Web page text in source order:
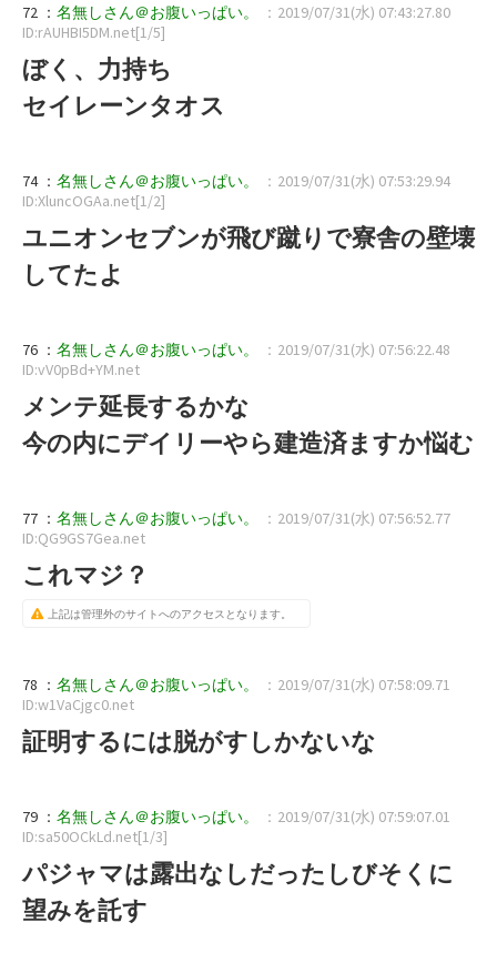
72 ： 名無しさん＠お腹いっぱい。
：2019/07/31(水) 07:43:27.80
ID:rAUHBI5DM.net[1/5]
ぼく、力持ち
セイレーンタオス
74 ： 名無しさん＠お腹いっぱい。
：2019/07/31(水) 07:53:29.94
ID:XluncOGAa.net[1/2]
ユニオンセブンが飛び蹴りで寮舎の壁壊
してたよ
76 ： 名無しさん＠お腹いっぱい。
：2019/07/31(水) 07:56:22.48
ID:vV0pBd+YM.net
メンテ延長するかな
今の内にデイリーやら建造済ますか悩む
77 ： 名無しさん＠お腹いっぱい。
：2019/07/31(水) 07:56:52.77
ID:QG9GS7Gea.net
これマジ？
上記は管理外のサイトへのアクセスとなります。
78 ： 名無しさん＠お腹いっぱい。
：2019/07/31(水) 07:58:09.71
ID:w1VaCjgc0.net
証明するには脱がすしかないな
79 ： 名無しさん＠お腹いっぱい。
：2019/07/31(水) 07:59:07.01
ID:sa50OCkLd.net[1/3]
パジャマは露出なしだったしびそくに
望みを託す